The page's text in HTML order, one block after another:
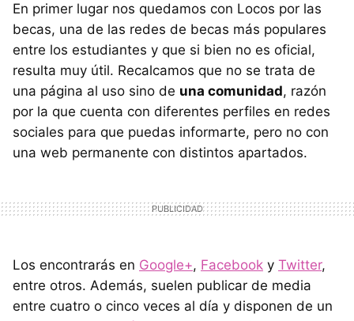
En primer lugar nos quedamos con Locos por las
becas, una de las redes de becas más populares
entre los estudiantes y que si bien no es oficial,
resulta muy útil. Recalcamos que no se trata de
una página al uso sino de una comunidad, razón
por la que cuenta con diferentes perfiles en redes
sociales para que puedas informarte, pero no con
una web permanente con distintos apartados.
Los encontrarás en Google+, Facebook y Twitter,
entre otros. Además, suelen publicar de media
entre cuatro o cinco veces al día y disponen de un